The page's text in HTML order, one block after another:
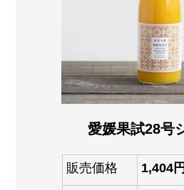
愛媛果試28号
販売価格 1,404